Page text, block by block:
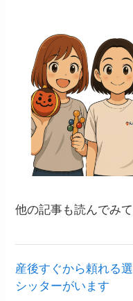
他の記事も読んでみ
産後すぐから頼れる
シッターがいます